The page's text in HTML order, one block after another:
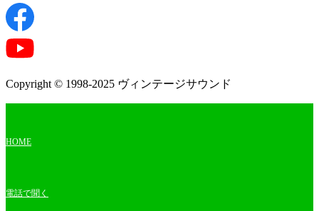
Copyright © 1998-2025 ヴィンテージサウンド
HOME
電話で聞く